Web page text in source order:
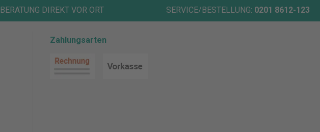
BERATUNG DIREKT VOR ORT SERVICE/BESTELLUNG: 0201 8612-123
Zahlungsarten